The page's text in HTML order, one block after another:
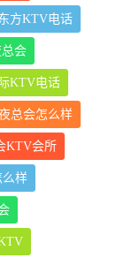
方KTV电话
会
KTV电话
总会怎么样
KTV会所
样